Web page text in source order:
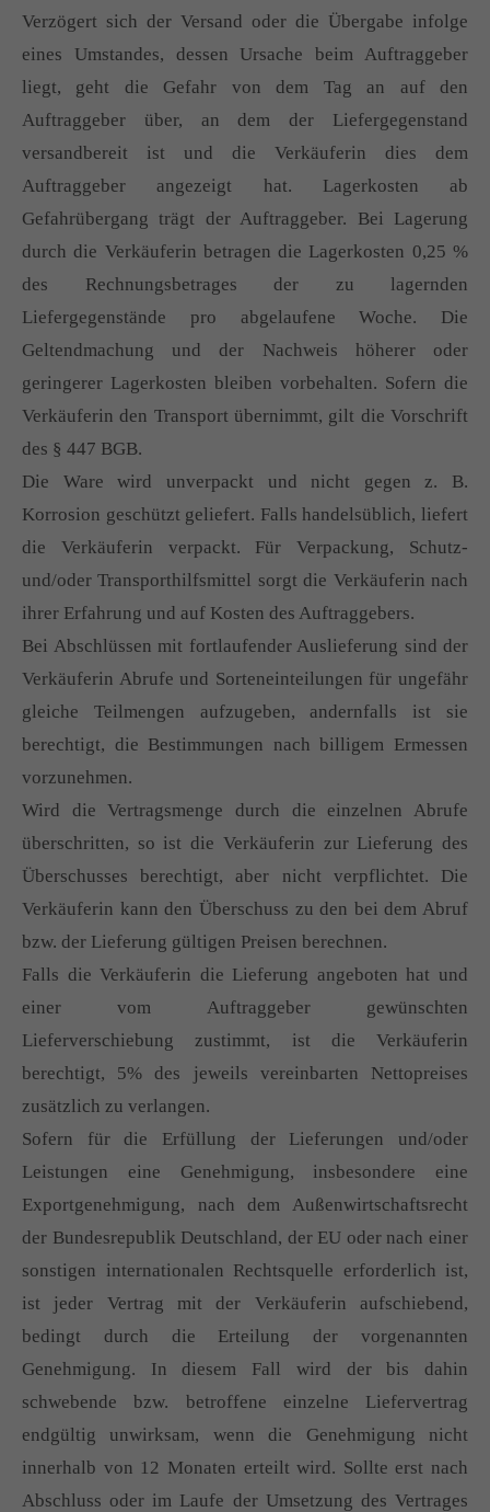
Verzögert sich der Versand oder die Übergabe infolge
eines Umstandes, dessen Ursache beim Auftraggeber
liegt, geht die Gefahr von dem Tag an auf den
Auftraggeber über, an dem der Liefergegenstand
versandbereit ist und die Verkäuferin dies dem
Auftraggeber angezeigt hat. Lagerkosten ab
Gefahrübergang trägt der Auftraggeber. Bei Lagerung
durch die Verkäuferin betragen die Lagerkosten 0,25 %
des Rechnungsbetrages der zu lagernden
Liefergegenstände pro abgelaufene Woche. Die
Geltendmachung und der Nachweis höherer oder
geringerer Lagerkosten bleiben vorbehalten. Sofern die
Verkäuferin den Transport übernimmt, gilt die Vorschrift
des § 447 BGB.
Die Ware wird unverpackt und nicht gegen z. B.
Korrosion geschützt geliefert. Falls handelsüblich, liefert
die Verkäuferin verpackt. Für Verpackung, Schutz-
und/oder Transporthilfsmittel sorgt die Verkäuferin nach
ihrer Erfahrung und auf Kosten des Auftraggebers.
Bei Abschlüssen mit fortlaufender Auslieferung sind der
Verkäuferin Abrufe und Sorteneinteilungen für ungefähr
gleiche Teilmengen aufzugeben, andernfalls ist sie
berechtigt, die Bestimmungen nach billigem Ermessen
vorzunehmen.
Wird die Vertragsmenge durch die einzelnen Abrufe
überschritten, so ist die Verkäuferin zur Lieferung des
Überschusses berechtigt, aber nicht verpflichtet. Die
Verkäuferin kann den Überschuss zu den bei dem Abruf
bzw. der Lieferung gültigen Preisen berechnen.
Falls die Verkäuferin die Lieferung angeboten hat und
einer vom Auftraggeber gewünschten
Lieferverschiebung zustimmt, ist die Verkäuferin
berechtigt, 5% des jeweils vereinbarten Nettopreises
zusätzlich zu verlangen.
Sofern für die Erfüllung der Lieferungen und/oder
Leistungen eine Genehmigung, insbesondere eine
Exportgenehmigung, nach dem Außenwirtschaftsrecht
der Bundesrepublik Deutschland, der EU oder nach einer
sonstigen internationalen Rechtsquelle erforderlich ist,
ist jeder Vertrag mit der Verkäuferin aufschiebend,
bedingt durch die Erteilung der vorgenannten
Genehmigung. In diesem Fall wird der bis dahin
schwebende bzw. betroffene einzelne Liefervertrag
endgültig unwirksam, wenn die Genehmigung nicht
innerhalb von 12 Monaten erteilt wird. Sollte erst nach
Abschluss oder im Laufe der Umsetzung des Vertrages